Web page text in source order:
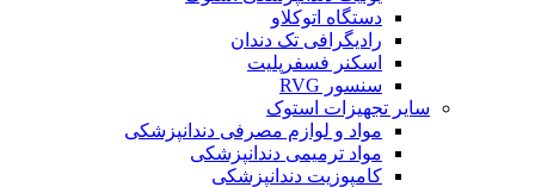
دستگاه اتوکلاو
رادیگرافی تک دندان
اسکنر فسفرپلیت
سنسور RVG
سایر تجهیزات استوک
مواد و لوازم مصرفی دندانپزشکی
مواد ترمیمی دندانپزشکی
کامپوزیت دندانپزشکی